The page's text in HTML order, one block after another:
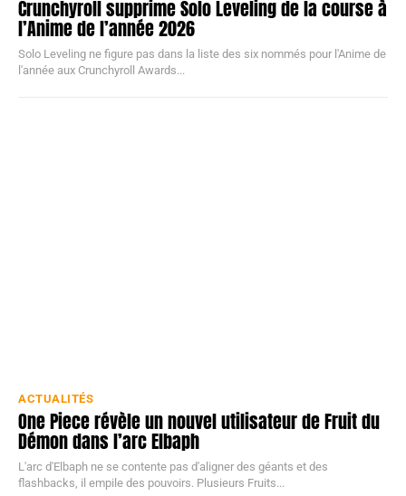
Crunchyroll supprime Solo Leveling de la course à
l’Anime de l’année 2026
Solo Leveling ne figure pas dans la liste des six nommés pour l'Anime de
l'année aux Crunchyroll Awards...
ACTUALITÉS
One Piece révèle un nouvel utilisateur de Fruit du
Démon dans l’arc Elbaph
L'arc d'Elbaph ne se contente pas d'aligner des géants et des
flashbacks, il empile des pouvoirs. Plusieurs Fruits...